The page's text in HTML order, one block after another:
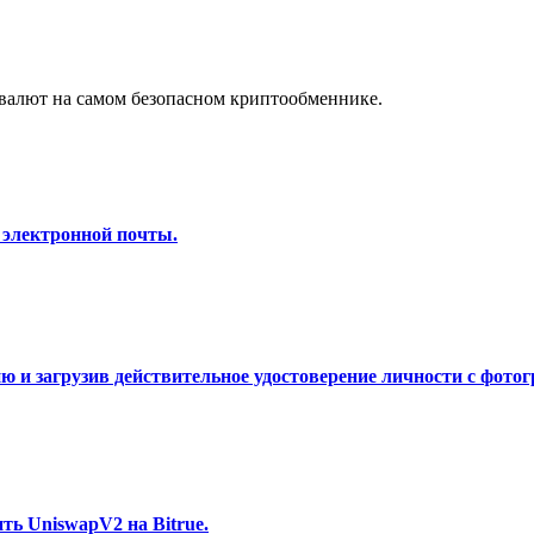
трейдинг
т. д.
на самом безопасном криптообменнике.
почты.
загрузив действительное удостоверение личности с
UniswapV2 на Bitrue.